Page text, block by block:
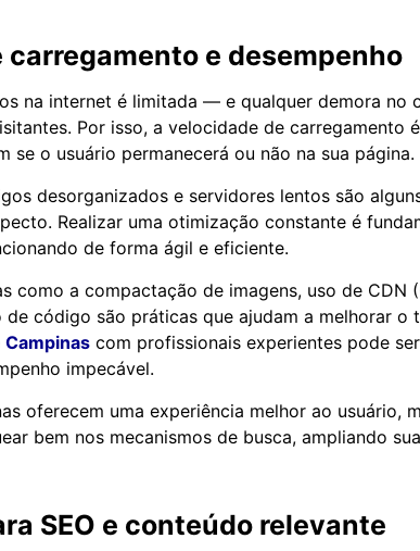
carregamento e desempenho
na internet é limitada — e qualquer demora no
Por isso, a velocidade de carregamento
se o usuário permanecerá ou não na sua página.
desorganizados e servidores lentos são
Realizar uma otimização constante é
de forma ágil e eficiente.
como a compactação de imagens, uso de CDN
código são práticas que ajudam a melhorar o
com profissionais experientes pode
impecável.
oferecem uma experiência melhor ao usuário,
bem nos mecanismos de busca, ampliando
SEO e conteúdo relevante